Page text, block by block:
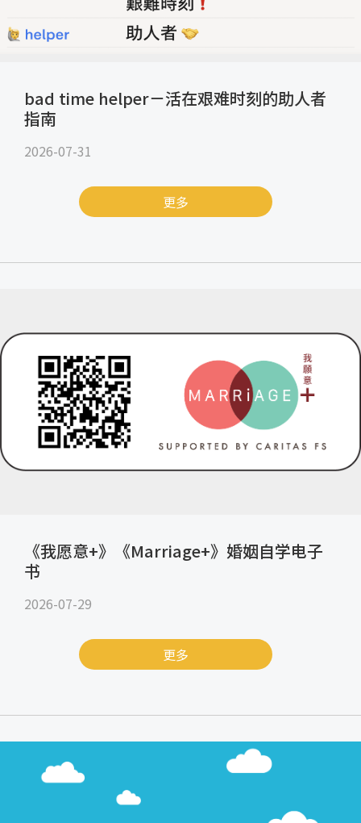
bad time helper－活在艰难时刻的助人者
指南
2026-07-31
更多
《我愿意+》《Marriage+》婚姻自学电子
书
2026-07-29
更多